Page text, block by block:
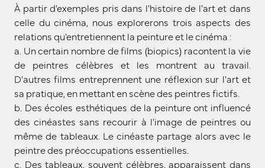
À partir d'exemples pris dans l'histoire de l'art et dans
celle du cinéma, nous explorerons trois aspects des
relations qu'entretiennent la peinture et le cinéma :
a. Un certain nombre de films (biopics) racontent la vie
de peintres célèbres et les montrent au travail.
D'autres films entreprennent une réflexion sur l'art et
sa pratique, en mettant en scène des peintres fictifs.
b. Des écoles esthétiques de la peinture ont influencé
des cinéastes sans recourir à l'image de peintres ou
même de tableaux. Le cinéaste partage alors avec le
peintre des préoccupations essentielles.
c. Des tableaux, souvent célèbres, apparaissent dans